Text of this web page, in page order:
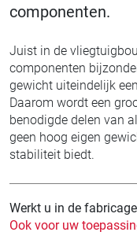
componenten.
Juist in de
componenten
gewicht uiteindelijk
Daarom wordt een
benodigde delen van
geen hoog eigen
stabiliteit biedt.
Werkt u in de
Ook voor uw